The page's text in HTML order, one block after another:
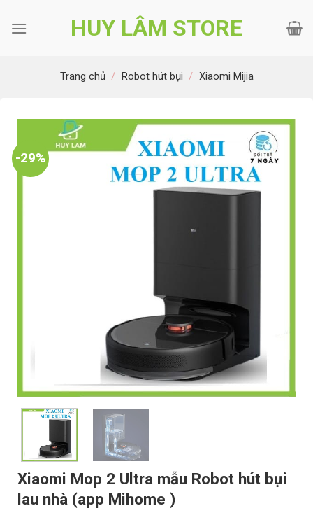
qua
HUY LÂM STORE
Trang chủ / Robot hút bụi / Xiaomi Mijia
-29%
Xiaomi Mop 2 Ultra mẫu Robot hút bụi
lau nhà (app Mihome )